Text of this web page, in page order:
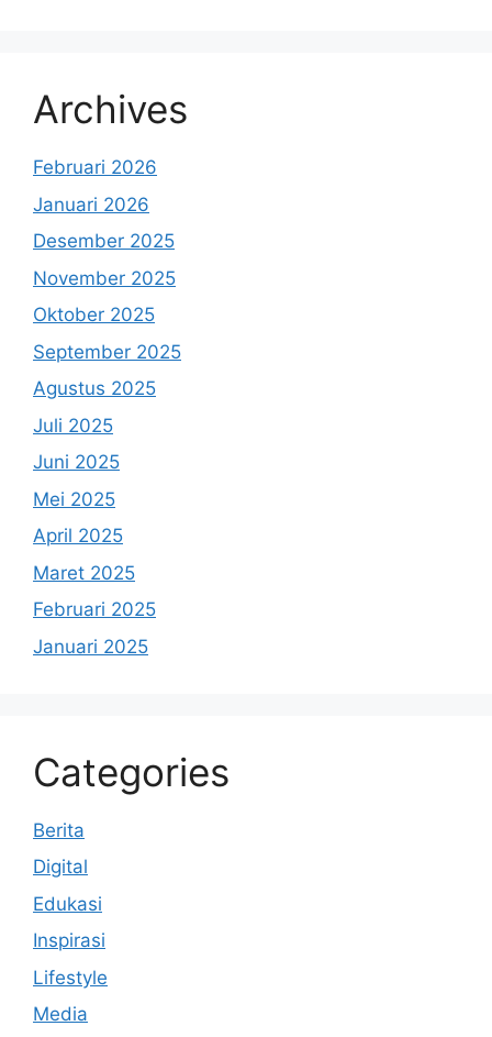
Archives
Februari 2026
Januari 2026
Desember 2025
November 2025
Oktober 2025
September 2025
Agustus 2025
Juli 2025
Juni 2025
Mei 2025
April 2025
Maret 2025
Februari 2025
Januari 2025
Categories
Berita
Digital
Edukasi
Inspirasi
Lifestyle
Media